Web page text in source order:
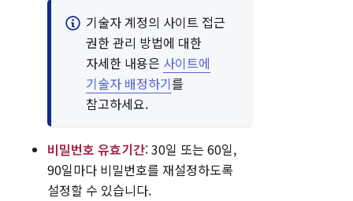
기술자 계정의 사이트 접근
권한 관리 방법에 대한
자세한 내용은 사이트에
기술자 배정하기를
참고하세요.
비밀번호 유효기간: 30일 또는 60일,
90일마다 비밀번호를 재설정하도록
설정할 수 있습니다.